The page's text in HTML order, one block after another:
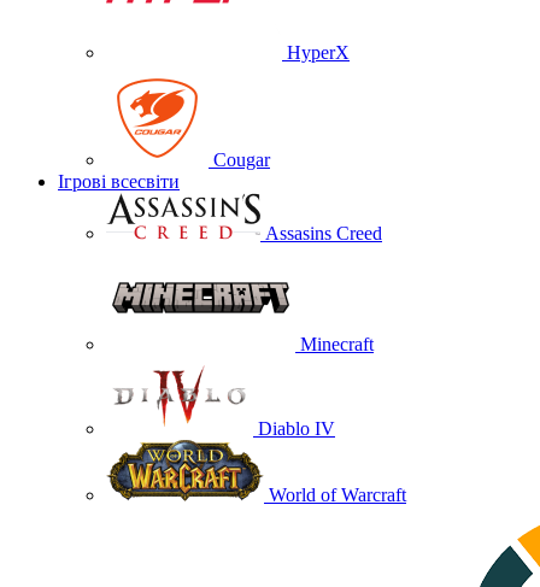
HyperX
Cougar
Ігрові всесвіти
Assasins Creed
Minecraft
Diablo IV
World of Warcraft